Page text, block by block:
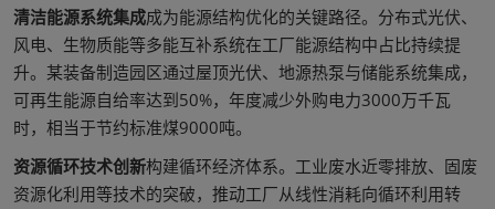
清洁能源系统集成成为能源结构优化的关键路径。分布式光伏、
风电、生物质能等多能互补系统在工厂能源结构中占比持续提
升。某装备制造园区通过屋顶光伏、地源热泵与储能系统集成，
可再生能源自给率达到50%，年度减少外购电力3000万千瓦
时，相当于节约标准煤9000吨。
资源循环技术创新构建循环经济体系。工业废水近零排放、固废
资源化利用等技术的突破，推动工厂从线性消耗向循环利用转